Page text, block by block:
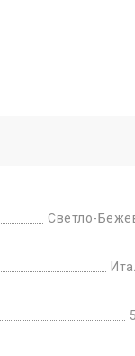
Светло-